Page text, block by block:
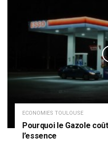
ECONOMIES TOULOUSE
Pourquoi le Gazole
l’essence